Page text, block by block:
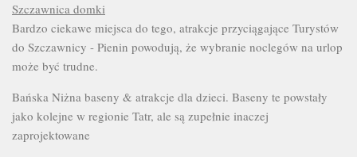
Szczawnica domki
Bardzo ciekawe miejsca do tego, atrakcje przyciągające Turystów
do Szczawnicy - Pienin powodują, że wybranie noclegów na urlop
może być trudne.
Bańska Niżna baseny & atrakcje dla dzieci. Baseny te powstały
jako kolejne w regionie Tatr, ale są zupełnie inaczej
zaprojektowane